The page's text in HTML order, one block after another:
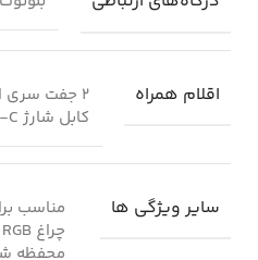
اقلام همراه
۲ جفت سری
کابل شارژ USB-C
سایر ویژگی ها
مناسب
محفظه